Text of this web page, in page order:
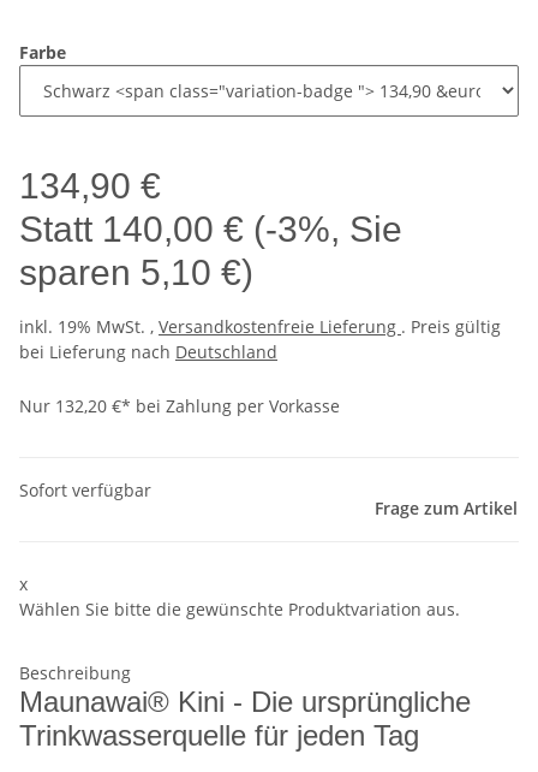
Farbe
134,90 €
Statt 140,00 € (-3%, Sie
sparen 5,10 €)
inkl. 19% MwSt. , Versandkostenfreie Lieferung . Preis gültig
bei Lieferung nach Deutschland
Nur 132,20 €* bei Zahlung per Vorkasse
Sofort verfügbar
Frage zum Artikel
x
Wählen Sie bitte die gewünschte Produktvariation aus.
Beschreibung
Maunawai® Kini - Die ursprüngliche
Trinkwasserquelle für jeden Tag